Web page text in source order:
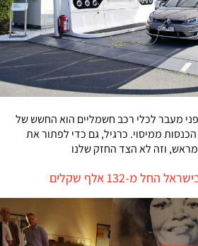
מעבר לכלי רכב חשמליים הוא החשש של
ממיסוי. כרגיל, גם כדי לפתור את
וזה לא הצד החזק שלנו
מ-132 אלף שקלים